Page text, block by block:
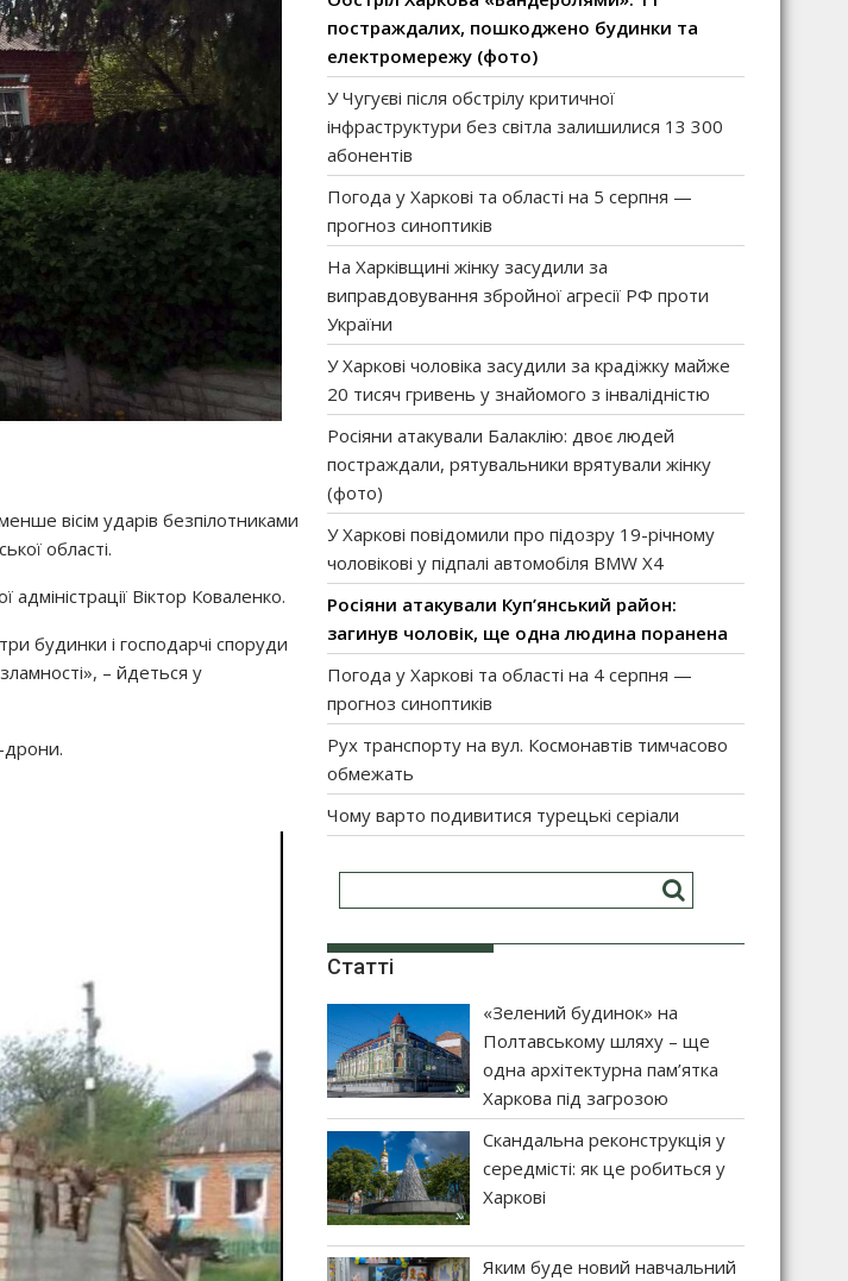
вісім ударів безпілотниками
області.
Віктор Коваленко.
будинки і господарчі споруди
– йдеться у
дрони.
постраждалих, пошкоджено будинки та
електромережу (фото)
У Чугуєві після обстрілу критичної
інфраструктури без світла залишилися 13 300
абонентів
Погода у Харкові та області на 5 серпня —
прогноз синоптиків
На Харківщині жінку засудили за
виправдовування збройної агресії РФ проти
України
У Харкові чоловіка засудили за крадіжку майже
20 тисяч гривень у знайомого з інвалідністю
Росіяни атакували Балаклію: двоє людей
постраждали, рятувальники врятували жінку
(фото)
У Харкові повідомили про підозру 19-річному
чоловікові у підпалі автомобіля BMW X4
Росіяни атакували Куп’янський район:
загинув чоловік, ще одна людина поранена
Погода у Харкові та області на 4 серпня —
прогноз синоптиків
Рух транспорту на вул. Космонавтів тимчасово
обмежать
Чому варто подивитися турецькі серіали
Статті
«Зелений будинок» на
Полтавському шляху – ще
одна архітектурна пам’ятка
Харкова під загрозою
Скандальна реконструкція у
середмісті: як це робиться у
Харкові
Яким буде новий навчальний